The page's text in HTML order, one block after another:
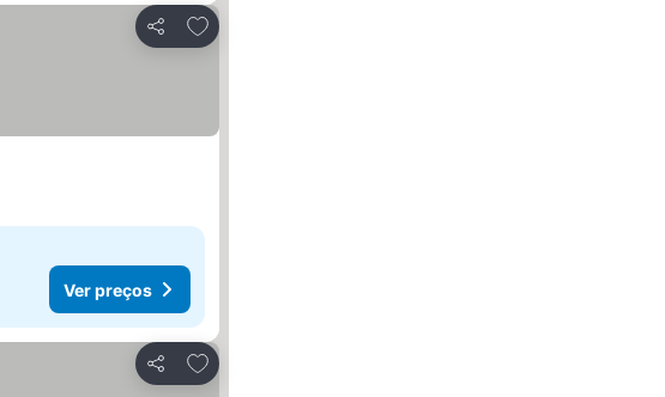
Partilhar
Adicionar aos favoritos
Ver preços
Partilhar
Adicionar aos favoritos